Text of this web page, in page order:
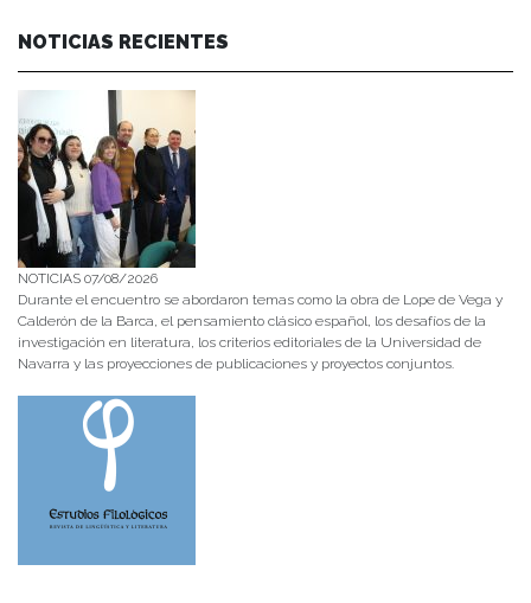
NOTICIAS RECIENTES
NOTICIAS 07/08/2026
Durante el encuentro se abordaron temas como la obra de Lope de Vega y
Calderón de la Barca, el pensamiento clásico español, los desafíos de la
investigación en literatura, los criterios editoriales de la Universidad de
Navarra y las proyecciones de publicaciones y proyectos conjuntos.